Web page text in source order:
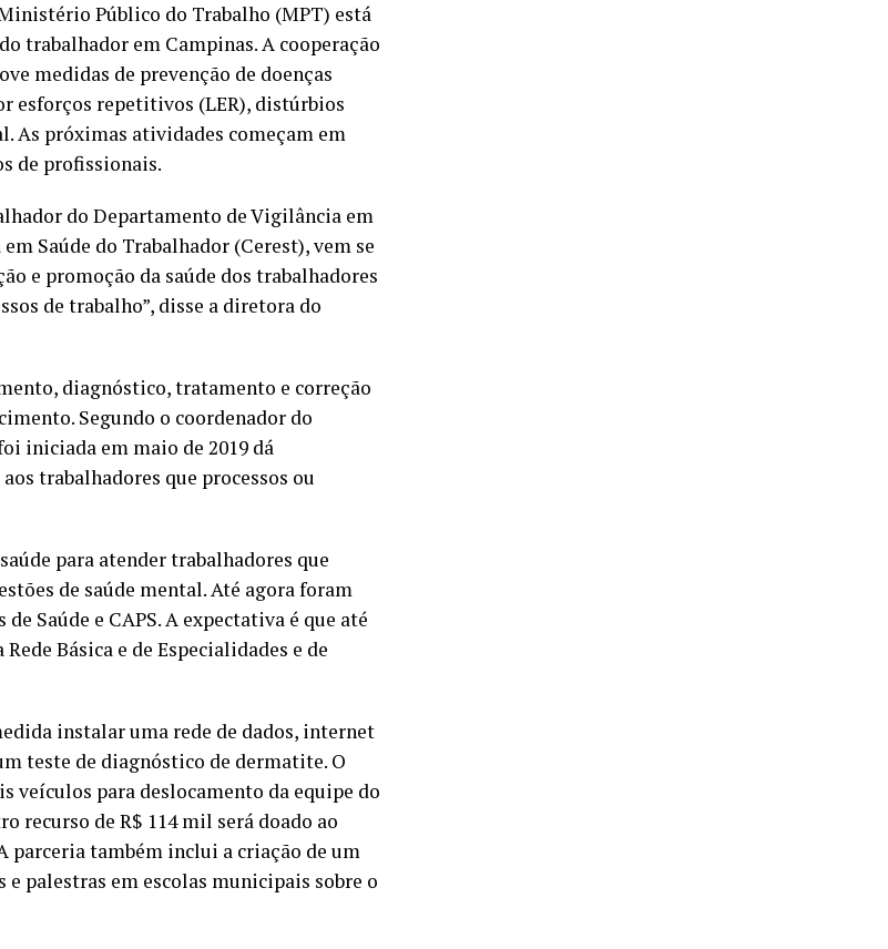
Público do Trabalho (MPT) está
trabalhador em Campinas. A cooperação
medidas de prevenção de doenças
esforços repetitivos (LER), distúrbios
As próximas atividades começam em
de profissionais.
do Departamento de Vigilância em
Saúde do Trabalhador (Cerest), vem se
e promoção da saúde dos trabalhadores
de trabalho”, disse a diretora do
diagnóstico, tratamento e correção
Segundo o coordenador do
iniciada em maio de 2019 dá
trabalhadores que processos ou
para atender trabalhadores que
de saúde mental. Até agora foram
Saúde e CAPS. A expectativa é que até
Básica e de Especialidades e de
instalar uma rede de dados, internet
teste de diagnóstico de dermatite. O
veículos para deslocamento da equipe do
recurso de R$ 114 mil será doado ao
parceria também inclui a criação de um
palestras em escolas municipais sobre o